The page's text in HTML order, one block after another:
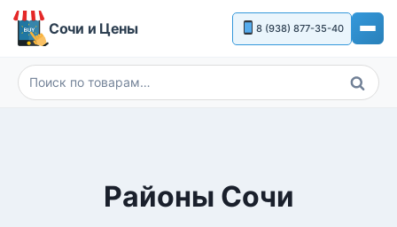
Перейти
Сочи и Цены 8 (938) 877-35-40
Искать:
Поиск
Районы Сочи